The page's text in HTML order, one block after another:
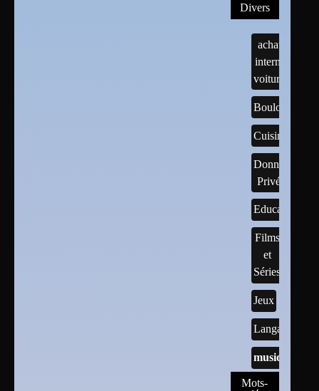
Divers
achats
internet
voitures
Boulots
Cuisine
Données
Privées
Educatif
Films
et
Séries
Jeux
Langages
musique
Mots-